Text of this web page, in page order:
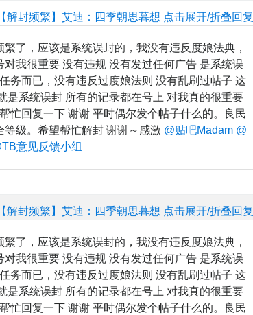
解封频繁】艾迪：四季朝思暮想 点击展开/折叠回复
了，应该是系统误封的，我没有违反度娘法典，
我很重要 没有违规 没有发过任何广告 是系统误
务而已，没有违反过度娘法则 没有乱刷过帖子 这
是系统误封 所有的记录都在号上 对我真的很重要
忙回复一下 谢谢 平时偶尔发个帖子什么的。良民
级。希望帮忙解封 谢谢～感激 @贴吧Madam @
意见反馈小组
解封频繁】艾迪：四季朝思暮想 点击展开/折叠回复
了，应该是系统误封的，我没有违反度娘法典，
我很重要 没有违规 没有发过任何广告 是系统误
务而已，没有违反过度娘法则 没有乱刷过帖子 这
是系统误封 所有的记录都在号上 对我真的很重要
忙回复一下 谢谢 平时偶尔发个帖子什么的。良民